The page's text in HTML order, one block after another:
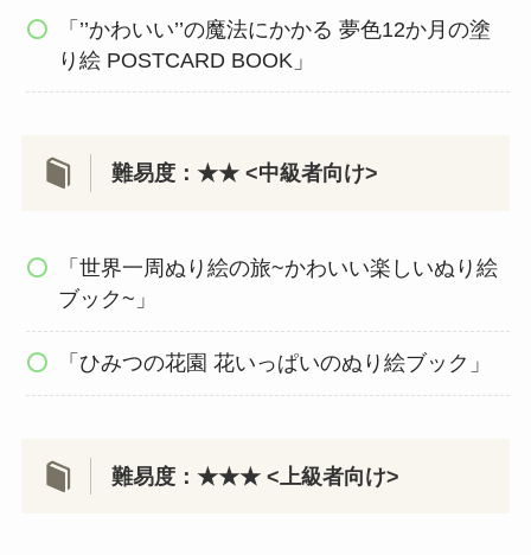
「’’かわいい’’の魔法にかかる 夢色12か月の塗
り絵 POSTCARD BOOK」
難易度：★★ <中級者向け>
「世界一周ぬり絵の旅~かわいい楽しいぬり絵
ブック~」
「ひみつの花園 花いっぱいのぬり絵ブック」
難易度：★★★ <上級者向け>